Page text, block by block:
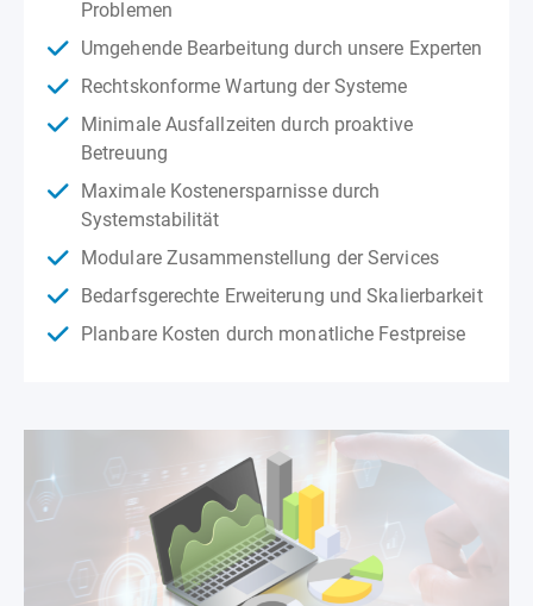
Problemen
Umgehende Bearbeitung durch unsere Experten
Rechtskonforme Wartung der Systeme
Minimale Ausfallzeiten durch proaktive
Betreuung
Maximale Kostenersparnisse durch
Systemstabilität
Modulare Zusammenstellung der Services
Bedarfsgerechte Erweiterung und Skalierbarkeit
Planbare Kosten durch monatliche Festpreise